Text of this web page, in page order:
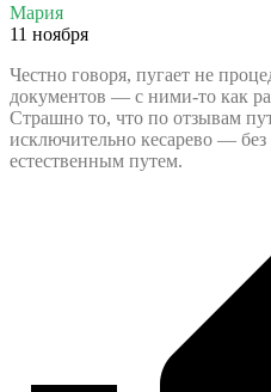
Мария
11 ноября
Честно говоря, пугает не
документов — с ними-то как
Страшно то, что по отзывам
исключительно кесарево —
естественным путем.